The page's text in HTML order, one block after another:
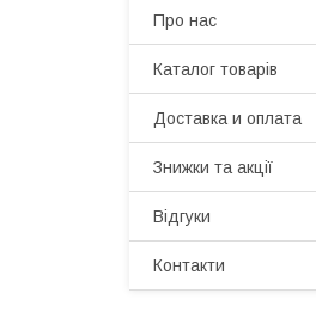
Про нас
Каталог товарів
Доставка и оплата
Знижки та акції
Відгуки
Контакти